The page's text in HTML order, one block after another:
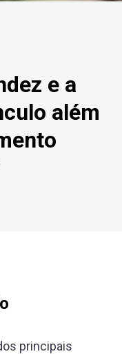
e a
além
principais